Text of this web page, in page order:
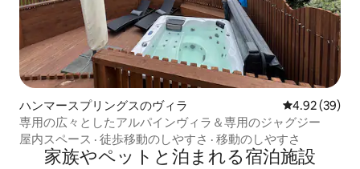
ハンマースプリングスのヴィラ レビュー39
4.92 (39)
専用の広々としたアルパインヴィラ＆専用のジャグジー
屋内スペース · 徒歩移動のしやすさ · 移動のしやすさ
家族やペットと泊まれる宿泊施設